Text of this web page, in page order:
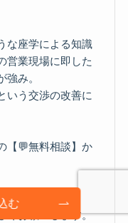
な座学による知識
営業現場に即した
み。
いう交渉の改善に
【💬無料相談】か
を配信中。
くお願いします。
む